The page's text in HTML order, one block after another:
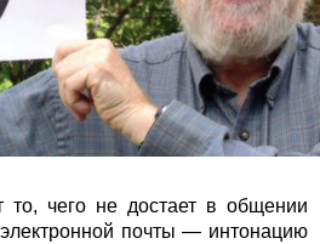
чего не достает в общении
почты — интонацию